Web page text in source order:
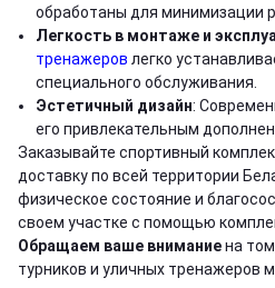
обработаны для минимизации
Легкость в монтаже и
тренажеров легко
специального обслуживания.
Эстетичный дизайн:
его привлекательным
Заказывайте спортивный
доставку по всей территории
физическое состояние и
своем участке с помощью
Обращаем ваше вниманиена
турников и уличных тренажеров